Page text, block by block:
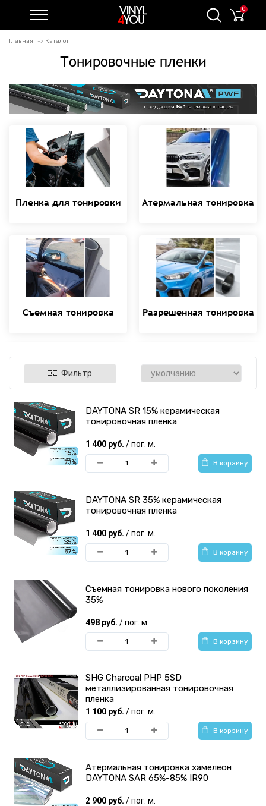
0
Главная Каталог
Тонировочные пленки
Пленка для тонировки Атермальная тонировка
Съемная тонировка Разрешенная тонировка
Архитектурная
тонировочная пленка
Противоударные
антискольные пленки
Пленка для
тонирования фар
DAYTONA тонировочная
Shadow Guard
Тонировочная пленка
Фильтр
DAYTONA SR 15% керамическая
тонировочная пленка
1 400 руб. / пог. м.
В корзину
DAYTONA SR 35% керамическая
тонировочная пленка
1 400 руб. / пог. м.
В корзину
Съемная тонировка нового поколения
35%
498 руб. / пог. м.
В корзину
SHG Charcoal PHP 5SD
металлизированная тонировочная
пленка
1 100 руб. / пог. м.
В корзину
Атермальная тонировка хамелеон
DAYTONA SAR 65%-85% IR90
2 900 руб. / пог. м.